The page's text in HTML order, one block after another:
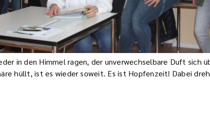
in den Himmel ragen, der unverwechselbare Duft sich
hüllt, ist es wieder soweit. Es ist Hopfenzeit! Dabei